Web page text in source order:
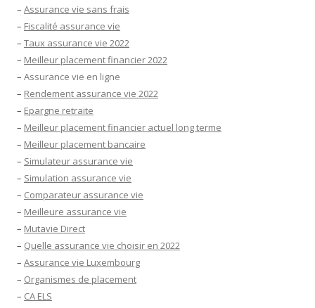
– Assurance vie sans frais
– Fiscalité assurance vie
– Taux assurance vie 2022
– Meilleur placement financier 2022
– Assurance vie en ligne
– Rendement assurance vie 2022
– Epargne retraite
– Meilleur placement financier actuel long terme
– Meilleur placement bancaire
– Simulateur assurance vie
– Simulation assurance vie
– Comparateur assurance vie
– Meilleure assurance vie
– Mutavie Direct
– Quelle assurance vie choisir en 2022
– Assurance vie Luxembourg
– Organismes de placement
– CA ELS